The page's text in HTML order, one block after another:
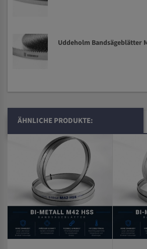
Uddeholm Bandsägeblätter
ÄHNLICHE PRODUKTE: